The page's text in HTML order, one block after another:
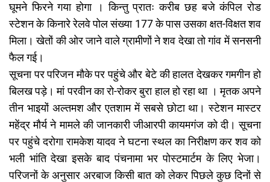
घूमने फिरने गया होगा । किन्तु प्रातः करीब छह बजे कंपिल रोड
स्टेशन के किनारे रेलवे पोल संख्या 177 के पास उसका क्षत-विक्षत शव
मिला। खेतों की ओर जाने वाले ग्रामीणों ने शव देखा तो गांव में सनसनी
फैल गई।
सूचना पर परिजन मौके पर पहुंचे और बेटे की हालत देखकर गमगीन हो
बिलख पड़े। मां परवीन का रो-रोकर बुरा हाल हो रहा था । मृतक अपने
तीन भाइयों अल्तमश और एतशाम में सबसे छोटा था। स्टेशन मास्टर
महेंद्र मौर्य ने मामले की जानकारी जीआरपी कायमगंज को दी। सूचना
पर पहुंचे दरोगा रामकेश यादव ने घटना स्थल का निरीक्षण कर शव को
भली भांति देखा इसके बाद पंचनामा भर पोस्टमार्टम के लिए भेजा।
परिजनों के अनुसार अरबाज किसी बात को लेकर पिछले कुछ दिनों से